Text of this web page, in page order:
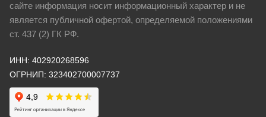
сайте информация носит информационный характер и не
является публичной офертой, определяемой положениями
ст. 437 (2) ГК РФ.
ИНН: 402920268596
ОГРНИП: 323402700007737